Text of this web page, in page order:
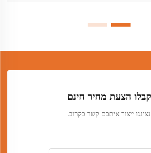
קבלו הצעת מחיר חינם
נציגנו ייצור איתכם קשר בקרוב.